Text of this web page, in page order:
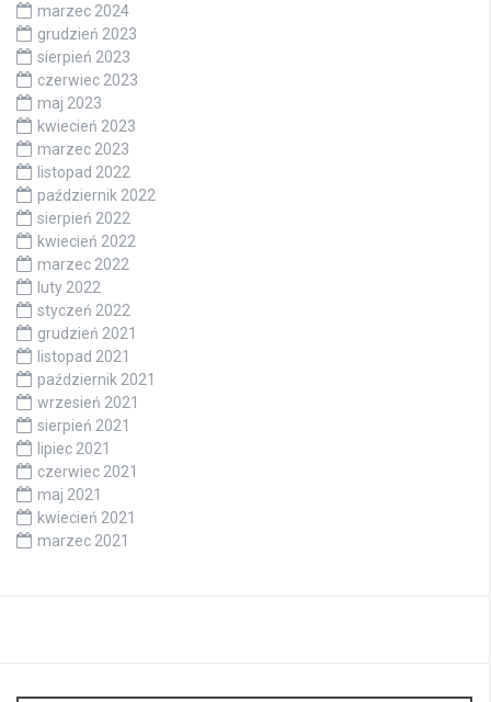
marzec 2024
grudzień 2023
sierpień 2023
czerwiec 2023
maj 2023
kwiecień 2023
marzec 2023
listopad 2022
październik 2022
sierpień 2022
kwiecień 2022
marzec 2022
luty 2022
styczeń 2022
grudzień 2021
listopad 2021
październik 2021
wrzesień 2021
sierpień 2021
lipiec 2021
czerwiec 2021
maj 2021
kwiecień 2021
marzec 2021